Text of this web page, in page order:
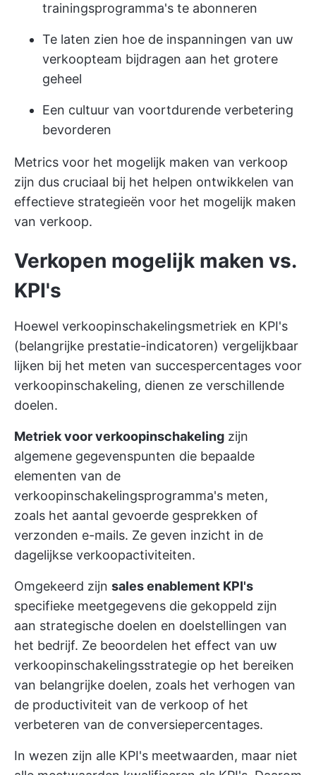
trainingsprogramma's te abonneren
Te laten zien hoe de inspanningen van uw
verkoopteam bijdragen aan het grotere
geheel
Een cultuur van voortdurende verbetering
bevorderen
Metrics voor het mogelijk maken van verkoop
zijn dus cruciaal bij het helpen ontwikkelen van
effectieve strategieën voor het mogelijk maken
van verkoop.
Verkopen mogelijk maken vs.
KPI's
Hoewel verkoopinschakelingsmetriek en KPI's
(belangrijke prestatie-indicatoren) vergelijkbaar
lijken bij het meten van succespercentages voor
verkoopinschakeling, dienen ze verschillende
doelen.
Metriek voor verkoopinschakeling zijn
algemene gegevenspunten die bepaalde
elementen van de
verkoopinschakelingsprogramma's meten,
zoals het aantal gevoerde gesprekken of
verzonden e-mails. Ze geven inzicht in de
dagelijkse verkoopactiviteiten.
Omgekeerd zijn sales enablement KPI's
specifieke meetgegevens die gekoppeld zijn
aan strategische doelen en doelstellingen van
het bedrijf. Ze beoordelen het effect van uw
verkoopinschakelingsstrategie op het bereiken
van belangrijke doelen, zoals het verhogen van
de productiviteit van de verkoop of het
verbeteren van de conversiepercentages.
In wezen zijn alle KPI's meetwaarden, maar niet